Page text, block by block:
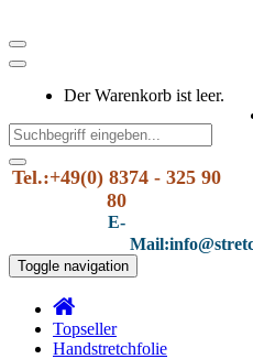
Der Warenkorb ist leer.
Tel.:+49(0) 8374 - 325 90
80
E-
Toggle navigation
Topseller
Handstretchfolie